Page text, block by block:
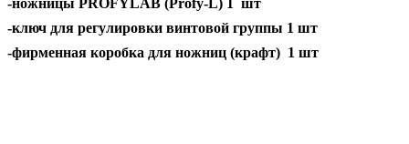
-ножницы PROFYLAB (Profy-L) 1 шт
-ключ для регулировки винтовой группы 1 шт
-фирменная коробка для ножниц (крафт) 1 шт